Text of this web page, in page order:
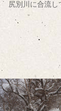
尻別川に合流し